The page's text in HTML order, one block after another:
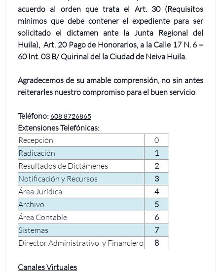
acuerdo al orden que trata el Art. 30 (Requisitos
mínimos que debe contener el expediente para ser
solicitado el dictamen ante la Junta Regional del
Huila), Art. 20 Pago de Honorarios, a la Calle 17 N. 6 –
60 Int. 03 B/ Quirinal del la Ciudad de Neiva Huila.
Agradecemos de su amable comprensión, no sin antes
reiterarles nuestro compromiso para el buen servicio
Teléfono: 608 8726865
Extensiones Telefónicas:
Recepción
0
Radicación
1
Resultados de Dictámenes
2
Notificación y Recursos
3
Área Jurídica
4
Archivo
5
Área Contable
6
Sistemas
7
Director Administrativo y Financiero
8
Canales Virtuales